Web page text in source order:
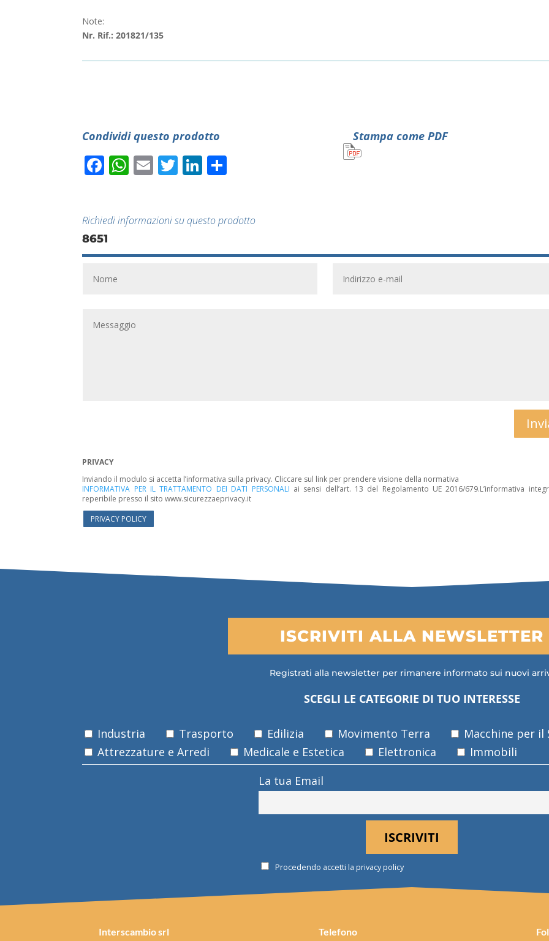
Note:
Nr. Rif.: 201821/135
Condividi questo prodotto
Facebook
WhatsApp
EmailTwitterLinkedIn
Stampa come PDF
Richiedi informazioni su questo prodotto
8651
PRIVACY
Inviando il modulo si accetta l’informativa sulla privacy. Cliccare sul link per prendere visione della normativa
INFORMATIVA PER IL TRATTAMENTO DEI DATI PERSONALI ai sensi dell’art. 13 del Regolamento UE 2016/679.L’informativa
reperibile presso il sito www.sicurezzaeprivacy.it
PRIVACY POLICY
ISCRIVITI ALLA NEWSLETTER
Registrati alla newsletter per rimanere informato sui nuovi
SCEGLI LE CATEGORIE DI TUO INTERESSE
Industria Trasporto Edilizia Movimento Terra Macchine per il
Attrezzature e Arredi
Medicale e Estetica Elettronica
Immobili
La tua Email
Procedendo accetti la privacy policy
Interscambio srl Telefono